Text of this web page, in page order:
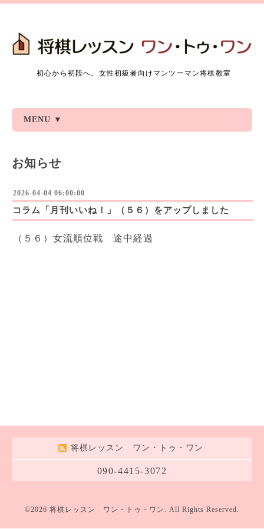
初心から初段へ。女性初級者向けマンツーマン将棋教室
MENU ▼
お知らせ
2026-04-04 06:00:00
コラム「月刊いいね！」（５６）をアップしました
（５６）女流順位戦 途中経過
将棋レッスン ワン・トゥ・ワン
090-4415-3072
©2026 将棋レッスン ワン・トゥ・ワン . All Rights Reserved.